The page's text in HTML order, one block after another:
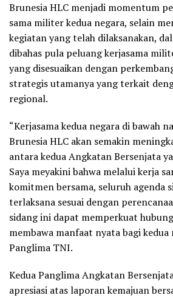
Brunesia HLC menjadi momentum
sama militer kedua negara, selain
kegiatan yang telah dilaksanakan,
dibahas pula peluang kerjasama
yang disesuaikan dengan
strategis utamanya yang terkait
regional.
“Kerjasama kedua negara di bawah
Brunesia HLC akan semakin
antara kedua Angkatan Bersenjata
Saya meyakini bahwa melalui kerja
komitmen bersama, seluruh agenda
terlaksana sesuai dengan
sidang ini dapat memperkuat
membawa manfaat nyata bagi kedua
Panglima TNI.
Kedua Panglima Angkatan
apresiasi atas laporan kemajuan